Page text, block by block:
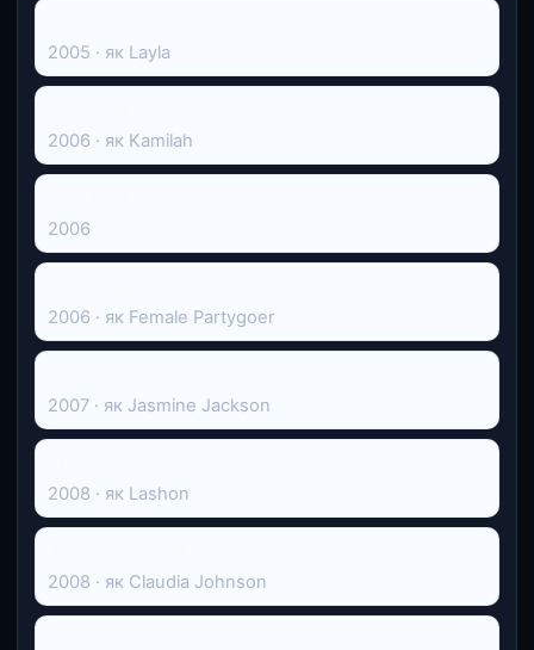
2005 · як Layla
2006 · як Kamilah
2006
2006 · як Female Partygoer
2007 · як Jasmine Jackson
2008 · як Lashon
2008 · як Claudia Johnson